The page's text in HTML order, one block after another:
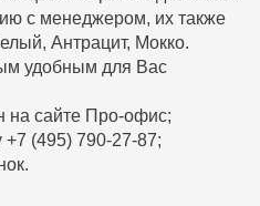
с менеджером, их также
Антрацит, Мокко.
удобным для Вас
на сайте Про-офис;
(495) 790-27-87;